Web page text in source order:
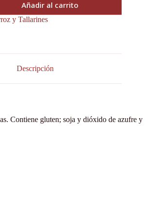
Añadir al carrito
y Tallarines
Descripción
Contiene gluten; soja y dióxido de azufre y